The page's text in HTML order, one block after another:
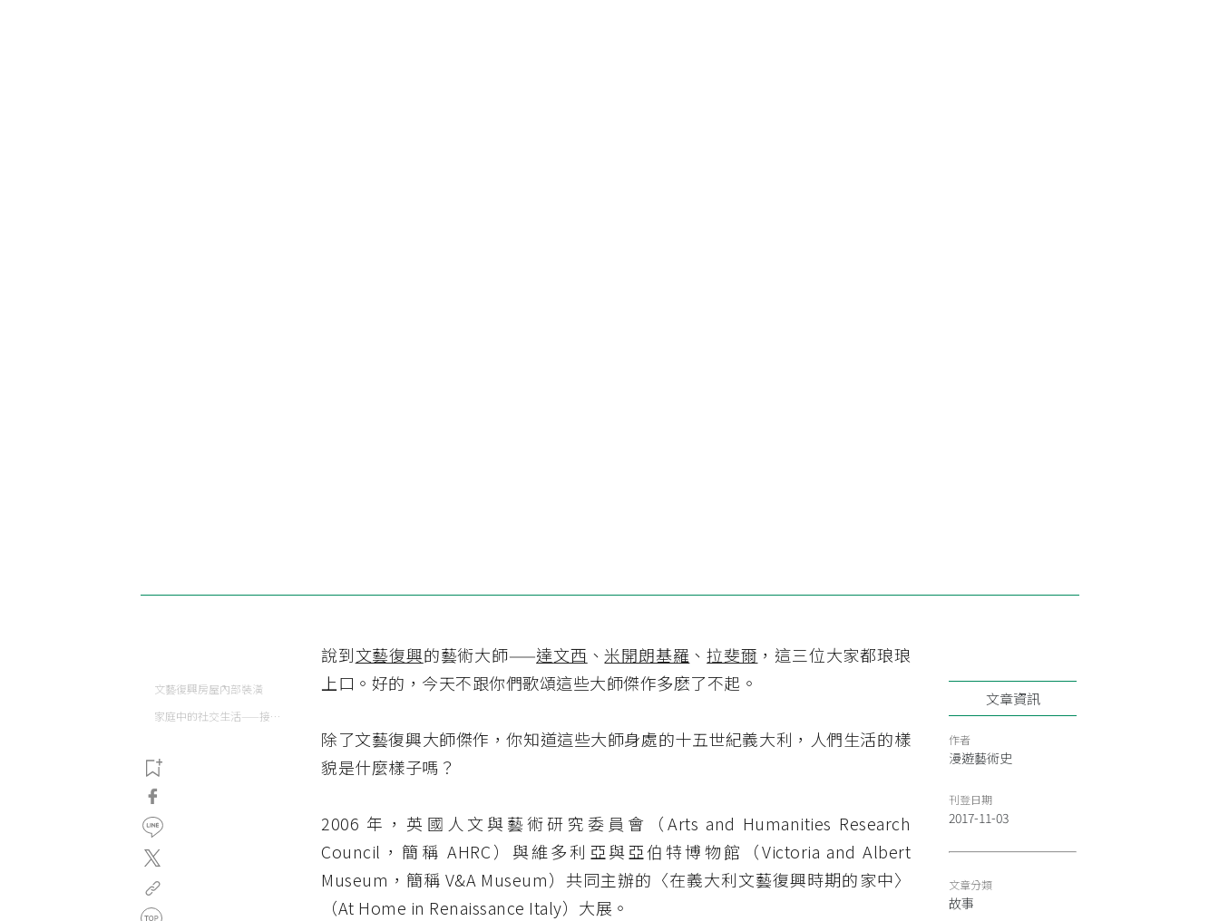
文藝復興房屋內部裝潢
家庭中的社交生活——接待廳
說到文藝復興的藝術大師——達文西 、米開朗基羅 、拉斐爾 ，這三位大家都琅琅
上口。好的，今天不跟你們歌頌這些大師傑作多麽了不起。
除了文藝復興大師傑作，你知道這些大師身處的十五世紀義大利，人們生活的樣
貌是什麼樣子嗎？
2006 年，英國人文與藝術研究委員會（Arts and Humanities Research
Council，簡稱 AHRC）與維多利亞與亞伯特博物館（Victoria and Albert
Museum，簡稱 V&A Museum）共同主辦的〈在義大利文藝復興時期的家中〉
（At Home in Renaissance Italy）大展。
文章資訊
作者
漫遊藝術史
刊登日期
2017-11-03
文章分類
故事